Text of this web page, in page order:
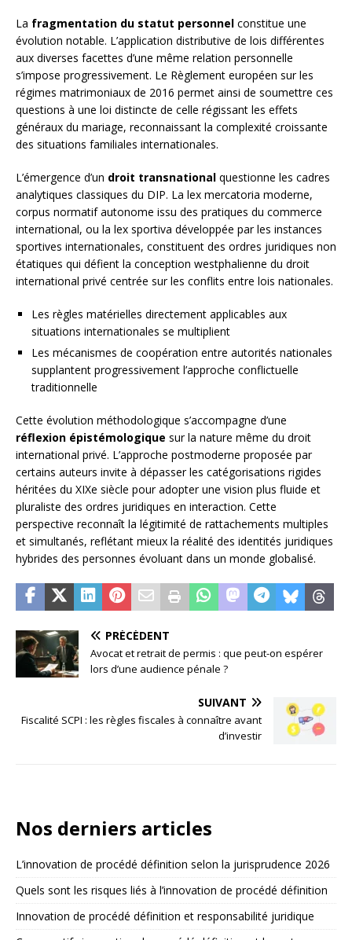
La fragmentation du statut personnel constitue une
évolution notable. L’application distributive de lois différentes
aux diverses facettes d’une même relation personnelle
s’impose progressivement. Le Règlement européen sur les
régimes matrimoniaux de 2016 permet ainsi de soumettre ces
questions à une loi distincte de celle régissant les effets
généraux du mariage, reconnaissant la complexité croissante
des situations familiales internationales.
L’émergence d’un droit transnational questionne les cadres
analytiques classiques du DIP. La lex mercatoria moderne,
corpus normatif autonome issu des pratiques du commerce
international, ou la lex sportiva développée par les instances
sportives internationales, constituent des ordres juridiques non
étatiques qui défient la conception westphalienne du droit
international privé centrée sur les conflits entre lois nationales.
Les règles matérielles directement applicables aux
situations internationales se multiplient
Les mécanismes de coopération entre autorités nationales
supplantent progressivement l’approche conflictuelle
traditionnelle
Cette évolution méthodologique s’accompagne d’une
réflexion épistémologique sur la nature même du droit
international privé. L’approche postmoderne proposée par
certains auteurs invite à dépasser les catégorisations rigides
héritées du XIXe siècle pour adopter une vision plus fluide et
pluraliste des ordres juridiques en interaction. Cette
perspective reconnaît la légitimité de rattachements multiples
et simultanés, reflétant mieux la réalité des identités juridiques
hybrides des personnes évoluant dans un monde globalisé.
PRÉCÉDENT
Avocat et retrait de permis : que peut-on espérer
lors d’une audience pénale ?
SUIVANT
Fiscalité SCPI : les règles fiscales à connaître avant
d’investir
Nos derniers articles
L’innovation de procédé définition selon la jurisprudence 2026
Quels sont les risques liés à l’innovation de procédé définition
Innovation de procédé définition et responsabilité juridique